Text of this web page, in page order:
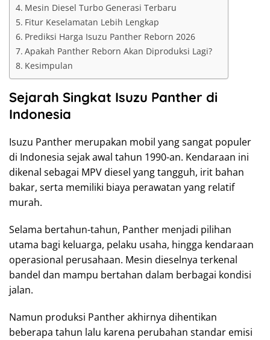
Mesin Diesel Turbo Generasi Terbaru
Fitur Keselamatan Lebih Lengkap
Prediksi Harga Isuzu Panther Reborn 2026
Apakah Panther Reborn Akan Diproduksi Lagi?
Kesimpulan
Sejarah Singkat Isuzu Panther di
Indonesia
Isuzu Panther merupakan mobil yang sangat populer
di Indonesia sejak awal tahun 1990-an. Kendaraan ini
dikenal sebagai MPV diesel yang tangguh, irit bahan
bakar, serta memiliki biaya perawatan yang relatif
murah.
Selama bertahun-tahun, Panther menjadi pilihan
utama bagi keluarga, pelaku usaha, hingga kendaraan
operasional perusahaan. Mesin dieselnya terkenal
bandel dan mampu bertahan dalam berbagai kondisi
jalan.
Namun produksi Panther akhirnya dihentikan
beberapa tahun lalu karena perubahan standar emisi